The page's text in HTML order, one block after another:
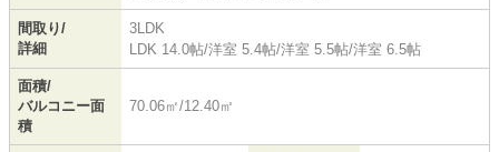
間取り/
詳細
3LDK
LDK 14.0帖/洋室 5.4帖/洋室 5.5帖/洋室 6.5帖
面積/
バルコニー面
積
70.06㎡/12.40㎡